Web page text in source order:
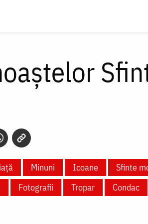
Minuni Icoane Sfinte
Fotografii Tropar Condac